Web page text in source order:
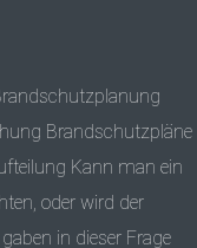
Brandschutzpläne
Kann man ein
oder wird der
in dieser Frage